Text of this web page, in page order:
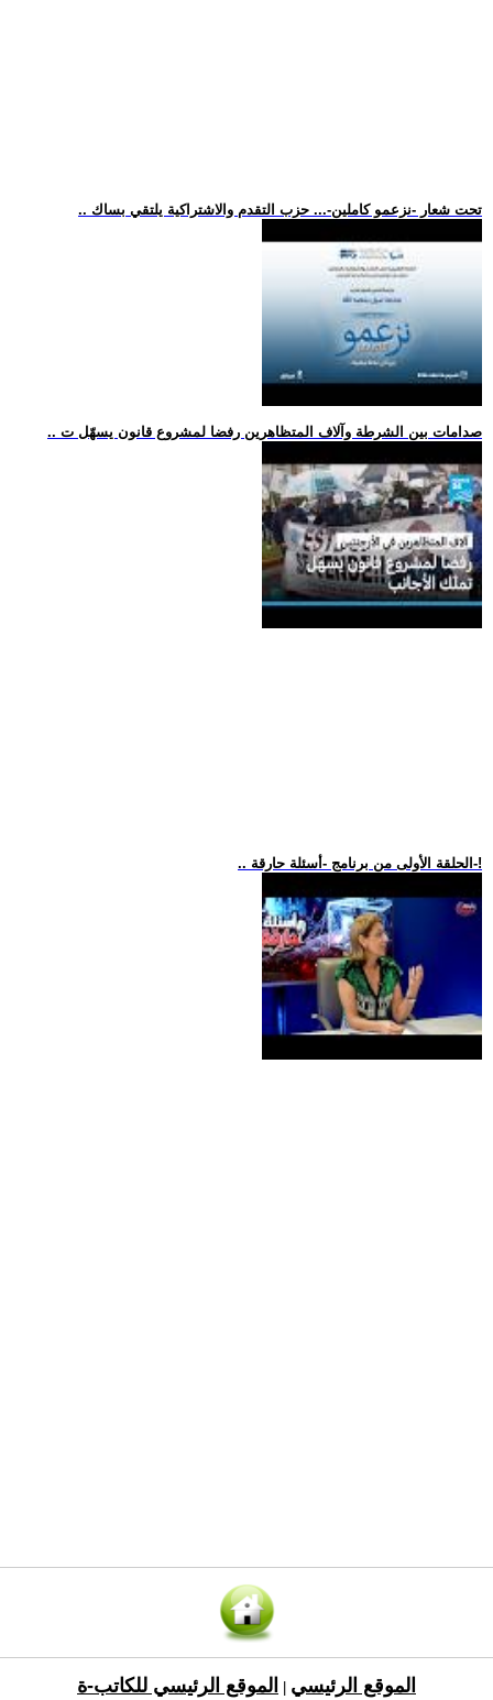
.. تحت شعار -نزعمو كاملين-... حزب التقدم والاشتراكية يلتقي بساك
.. صدامات بين الشرطة وآلاف المتظاهرين رفضا لمشروع قانون يسهّل ت
.. الحلقة الأولى من برنامج -أسئلة حارقة-!
الموقع الرئيسي الموقع الرئيسي للكاتب-ة